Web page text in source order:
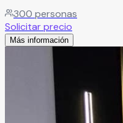
más especial.Leer más
300 personas
Solicitar precio
Más información